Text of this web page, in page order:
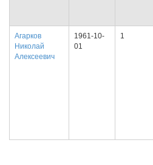
Агарков
Николай
Алексеевич
1961-10-
01
1